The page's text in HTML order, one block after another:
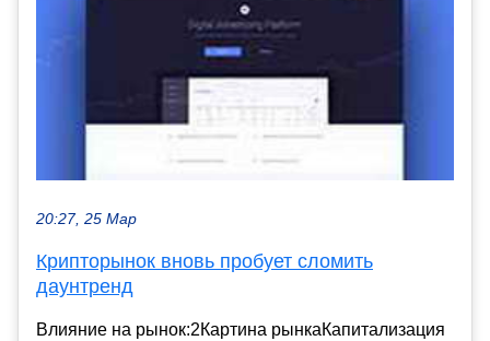
20:27, 25 Мар
Крипторынок вновь пробует сломить
даунтренд
Влияние на рынок:2Картина рынкаКапитализация